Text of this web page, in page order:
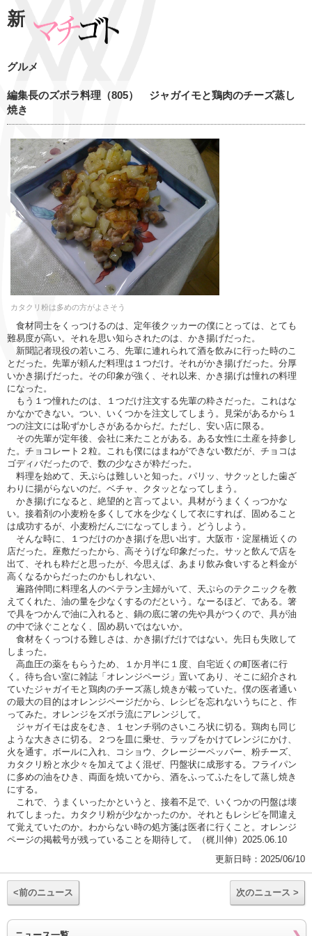
新
グルメ
編集長のズボラ料理（805） ジャガイモと鶏肉のチーズ蒸し
焼き
カタクリ粉は多めの方がよさそう
食材同士をくっつけるのは、定年後クッカーの僕にとっては、とても
難易度が高い。それを思い知らされたのは、かき揚げだった。
新聞記者現役の若いころ、先輩に連れられて酒を飲みに行った時のこ
とだった。先輩が頼んだ料理は１つだけ。それがかき揚げだった。分厚
いかき揚げだった。その印象が強く、それ以来、かき揚げは憧れの料理
になった。
もう１つ憧れたのは、１つだけ注文する先輩の粋さだった。これはな
かなかできない。つい、いくつかを注文してしまう。見栄があるから１
つの注文には恥ずかしさがあるからだ。ただし、安い店に限る。
その先輩が定年後、会社に来たことがある。ある女性に土産を持参し
た。チョコレート２粒。これも僕にはまねができない数だが、チョコは
ゴディバだったので、数の少なさが粋だった。
料理を始めて、天ぷらは難しいと知った。パリッ、サクッとした歯ざ
わりに揚がらないのだ。ベチャ、クタッとなってしまう。
かき揚げになると、絶望的と言ってよい。具材がうまくくっつかな
い。接着剤の小麦粉を多くして水を少なくして衣にすれば、固めること
は成功するが、小麦粉だんごになってしまう。どうしよう。
そんな時に、１つだけのかき揚げを思い出す。大阪市・淀屋橋近くの
店だった。座敷だったから、高そうげな印象だった。サッと飲んで店を
出て、それも粋だと思ったが、今思えば、あまり飲み食いすると料金が
高くなるからだったのかもしれない、
遍路仲間に料理名人のベテラン主婦がいて、天ぷらのテクニックを教
えてくれた、油の量を少なくするのだという。なーるほど、である。箸
で具をつかんで油に入れると、鍋の底に箸の先や具がつくので、具が油
の中で泳ぐことなく、固め易いではないか。
食材をくっつける難しさは、かき揚げだけではない。先日も失敗して
しまった。
高血圧の薬をもらうため、１か月半に１度、自宅近くの町医者に行
く。待ち合い室に雑誌「オレンジページ」置いてあり、そこに紹介され
ていたジャガイモと鶏肉のチーズ蒸し焼きが載っていた。僕の医者通い
の最大の目的はオレンジページだから、レシピを忘れないうちにと、作
ってみた。オレンジをズボラ流にアレンジして。
ジャガイモは皮をむき、１センチ弱のさいころ状に切る。鶏肉も同じ
ような大きさに切る。２つを皿に乗せ、ラップをかけてレンジにかけ、
火を通す。ボールに入れ、コショウ、クレージーペッパー、粉チーズ、
カタクリ粉と水少々を加えてよく混ぜ、円盤状に成形する。フライパン
に多めの油をひき、両面を焼いてから、酒をふってふたをして蒸し焼き
にする。
これで、うまくいったかというと、接着不足で、いくつかの円盤は壊
れてしまった。カタクリ粉が少なかったのか。それともレシピを間違え
て覚えていたのか。わからない時の処方箋は医者に行くこと。オレンジ
ページの掲載号が残っていることを期待して。（梶川伸）2025.06.10
更新日時：2025/06/10
<前のニュース 次のニュース >